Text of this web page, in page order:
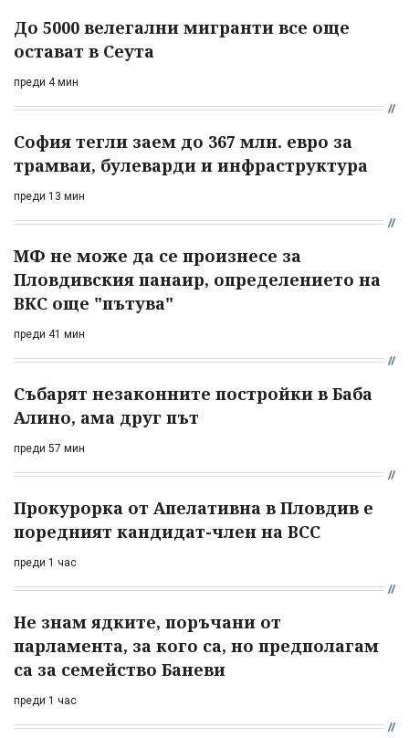
До 5000 велегални мигранти все още
остават в Сеута
преди 4 мин
София тегли заем до 367 млн. евро за
трамваи, булеварди и инфраструктура
преди 13 мин
МФ не може да се произнесе за
Пловдивския панаир, определението на
ВКС още "пътува"
преди 41 мин
Събарят незаконните постройки в Баба
Алино, ама друг път
преди 57 мин
Прокурорка от Апелативна в Пловдив е
поредният кандидат-член на ВСС
преди 1 час
Не знам ядките, поръчани от
парламента, за кого са, но предполагам
са за семейство Баневи
преди 1 час